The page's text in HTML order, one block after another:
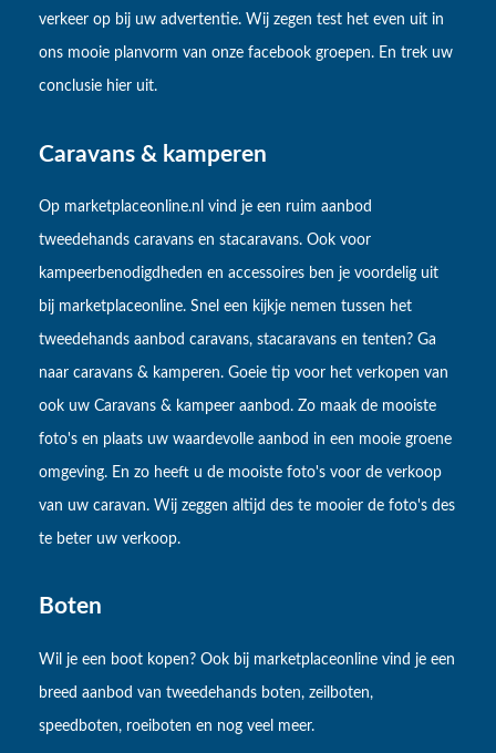
verkeer op bij uw advertentie. Wij zegen test het even uit in
ons mooie planvorm van onze facebook groepen. En trek uw
conclusie hier uit.
Caravans & kamperen
Op marketplaceonline.nl vind je een ruim aanbod
tweedehands caravans en stacaravans. Ook voor
kampeerbenodigdheden en accessoires ben je voordelig uit
bij marketplaceonline. Snel een kijkje nemen tussen het
tweedehands aanbod caravans, stacaravans en tenten? Ga
naar caravans & kamperen. Goeie tip voor het verkopen van
ook uw Caravans & kampeer aanbod. Zo maak de mooiste
foto's en plaats uw waardevolle aanbod in een mooie groene
omgeving. En zo heeft u de mooiste foto's voor de verkoop
van uw caravan. Wij zeggen altijd des te mooier de foto's des
te beter uw verkoop.
Boten
Wil je een boot kopen? Ook bij marketplaceonline vind je een
breed aanbod van tweedehands boten, zeilboten,
speedboten, roeiboten en nog veel meer.